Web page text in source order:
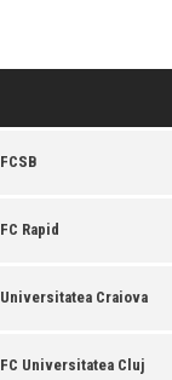
FCSB
FC Rapid
Universitatea Craiova
FC Universitatea Cluj